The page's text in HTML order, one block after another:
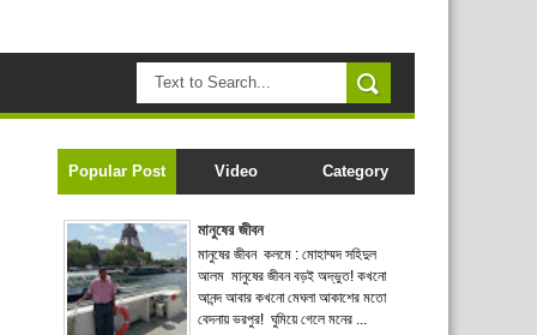
Popular Post Video Category
মানুষের জীবন
মানুষের জীবন কলমে : মোহাম্মদ সহিদুল
আলম মানুষের জীবন বড়ই অদ্ভুত! কখনো
আনন্দ আবার কখনো মেঘলা আকাশের মতো
বেদনায় ভরপুর! ঘুমিয়ে গেলে মনের ...